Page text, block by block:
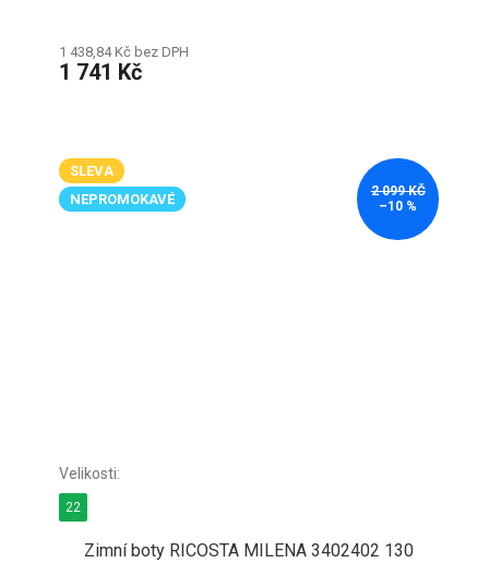
1 438,84 Kč bez DPH
1 741 Kč
SLEVA
NEPROMOKAVÉ
2 099 KČ
–10 %
Zimní boty RICOSTA MILENA 3402402 130
22